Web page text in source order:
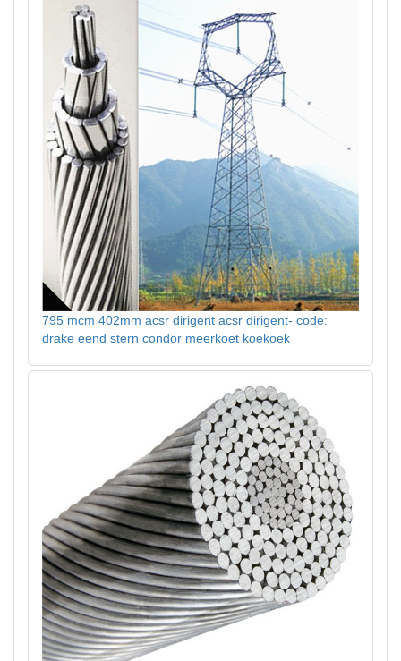
795 mcm 402mm acsr dirigent acsr dirigent- code:
drake eend stern condor meerkoet koekoek